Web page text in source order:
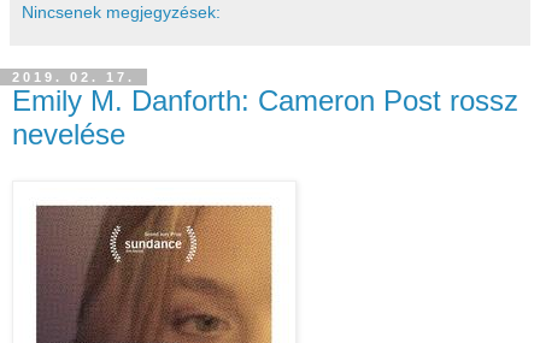
Nincsenek megjegyzések:
2019. 02. 17.
Emily M. Danforth: Cameron Post rossz
nevelése